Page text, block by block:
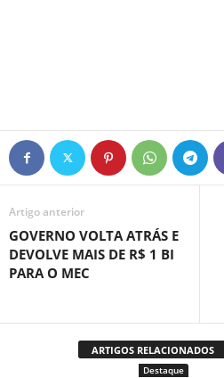
Artigo anterior
GOVERNO VOLTA ATRÁS E
DEVOLVE MAIS DE R$ 1 BI
PARA O MEC
ARTIGOS RELACIONADOS
Destaque